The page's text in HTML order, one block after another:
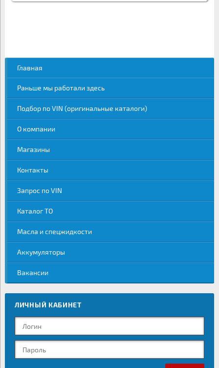
Главная
Раньше мы работали здесь
Подбор по VIN (оригинальные каталоги)
О компании
Магазины
Контакты
Запрос по VIN
Каталог ТО
Масла и спецжидкости
Аккумуляторы
Вакансии
ЛИЧНЫЙ КАБИНЕТ